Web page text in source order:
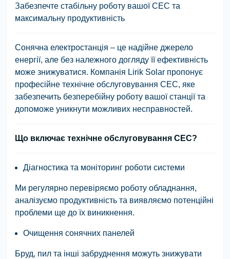
Забезпечте стабільну роботу вашої СЕС та
максимальну продуктивність
Сонячна електростанція – це надійне джерело
енергії, але без належного догляду її ефективність
може знижуватися. Компанія Lirik Solar пропонує
професійне технічне обслуговування СЕС, яке
забезпечить безперебійну роботу вашої станції та
допоможе уникнути можливих несправностей.
Що включає технічне обслуговування СЕС?
Діагностика та моніторинг роботи системи
Ми регулярно перевіряємо роботу обладнання,
аналізуємо продуктивність та виявляємо потенційні
проблеми ще до їх виникнення.
Очищення сонячних панелей
Бруд, пил та інші забруднення можуть знижувати